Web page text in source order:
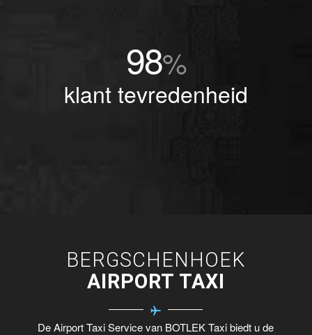
98%
klant tevredenheid
BERGSCHENHOEK
AIRPORT TAXI
De Airport Taxi Service van BOTLEK Taxi biedt u de